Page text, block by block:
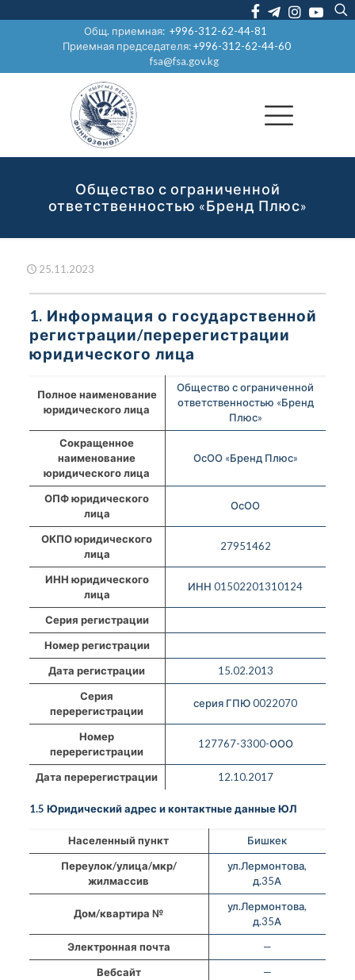
Общ. приемная:+996-312-62-44-81
Приемная председателя:+996-312-62-44-60
fsa@fsa.gov.kg
Общество с ограниченной
ответственностью «Бренд Плюс»
25.11.2023
1. Информация о государственной
регистрации/перерегистрации
юридического лица
Полное наименование
юридического лица
Общество с ограниченной
ответственностью «Бренд
Плюс»
Сокращенное
наименование
юридического лица
ОсОО «Бренд Плюс»
ОПФ юридического
лица
ОсОО
ОКПО юридического
лица
27951462
ИНН юридического
лица
ИНН 01502201310124
Серия регистрации
Номер регистрации
Дата регистрации
15.02.2013
Серия
перерегистрации
серия ГПЮ 0022070
Номер
перерегистрации
127767-3300-ООО
Дата перерегистрации 12.10.2017
1.5 Юридический адрес и контактные данные ЮЛ
Населенный пункт
Бишкек
Переулок/улица/мкр/
жилмассив
ул.Лермонтова,
д.35А
Дом/квартира №
ул.Лермонтова,
д.35А
Электронная почта
—
Вебсайт
—